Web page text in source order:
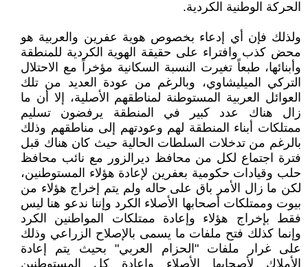
الحركة الوطنية الكردية.
ولذلك فإن أي إدعاء بخصوص هوية عفرين والعربية هو
محض كذب وافتراء على حقيقة الهوية الكردية للمنطقة
وأبنائها، طبعاً تغيرت النسبة السكانية مؤخراً مع الاحتلال
التركي الميليشاوي، وبالرغم من عودة العديد من تلك
العوائل العربية المستوطنة لمناطقهم الأصلية، إلا أن ما
زال هناك عدد كبير في المنطقة يرفضون تسليم
ممتلكات أبناء المنطقة لهم وعودتهم إلى مناطقهم وذلك
بالرغم من تدخلات السلطات الحالية حيث كان هناك قبل
فترة اجتماع لكل من محافظ ديرالزور مع نائب محافظ
حلب وقيادات حكومية بعفرين لإعادة هؤلاء المستوطنين،
لكن ما زال الأمر باق على حاله ولم يتم إخراج هؤلاء من
بيوت وممتلكات أصحابها الأصلاء الكرد وإننا ندعو هنا ليس
فقط بإخراج هؤلاء وإعادة ممتلكات المواطنين الكرد
وإنما كذلك فتح ملفات ما يسمى بالإصلاح الزراعي وذلك
على غرار ملفات "الحزام العربي" بحيث يتم إعادة
الأملاك لأصحابها الأصلاء وإعادة كل المستوطنين